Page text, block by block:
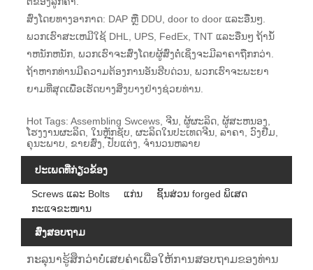
ສົ່ງໂດຍທາງອາກາດ: DAP ຫຼື DDU, door to door ແລະອື່ນໆ.
ພວກເຮົາສະເຫມີໃຊ້ DHL, UPS, FedEx, TNT ແລະອື່ນໆ ຖ້ານ້ໍ
າຫນັກຫນັກ, ພວກເຮົາຈະສົ່ງໂດຍຜູ້ສົ່ງຕໍ່ເຊິ່ງຈະມີລາຄາຖືກກວ່າ.
ຖ້າ​ຫາກ​ທ່ານ​ມີ​ຄວາມ​ຕ້ອງ​ການ​ອັນ​ຮີບ​ດ່ວນ​, ພວກ​ເຮົາ​ຈະ​ພະ​ຍາ​
ຍາມ​ທີ່​ສຸດ​ເພື່ອ​ເຮັດ​ບາງ​ສິ່ງ​ບາງ​ຢ່າງ​ຊ່ວຍ​ທ່ານ​.
Hot Tags: Assembling Swcews, ຈີນ, ຜູ້ຜະລິດ, ຜູ້ສະຫນອງ,
ໂຮງງານຜະລິດ, ໃນຫຼັກຊັບ, ຜະລິດໃນປະເທດຈີນ, ລາຄາ, ວົງຢືມ,
ຄຸນະພາບ, ຂາຍສົ່ງ, ປັບແຕ່ງ, ຈໍານວນຫລາຍ
ປະເພດທີ່ກ່ຽວຂ້ອງ
Screws ແລະ Bolts ແກ່ນ
ຊິ້ນສ່ວນ forged ພິເສດ
ກະແຈຂະໜານ
ສົ່ງສອບຖາມ
ກະລຸນາຮູ້ສຶກວ່າບໍ່ເສຍຄ່າເພື່ອໃຫ້ການສອບຖາມຂອງທ່ານ